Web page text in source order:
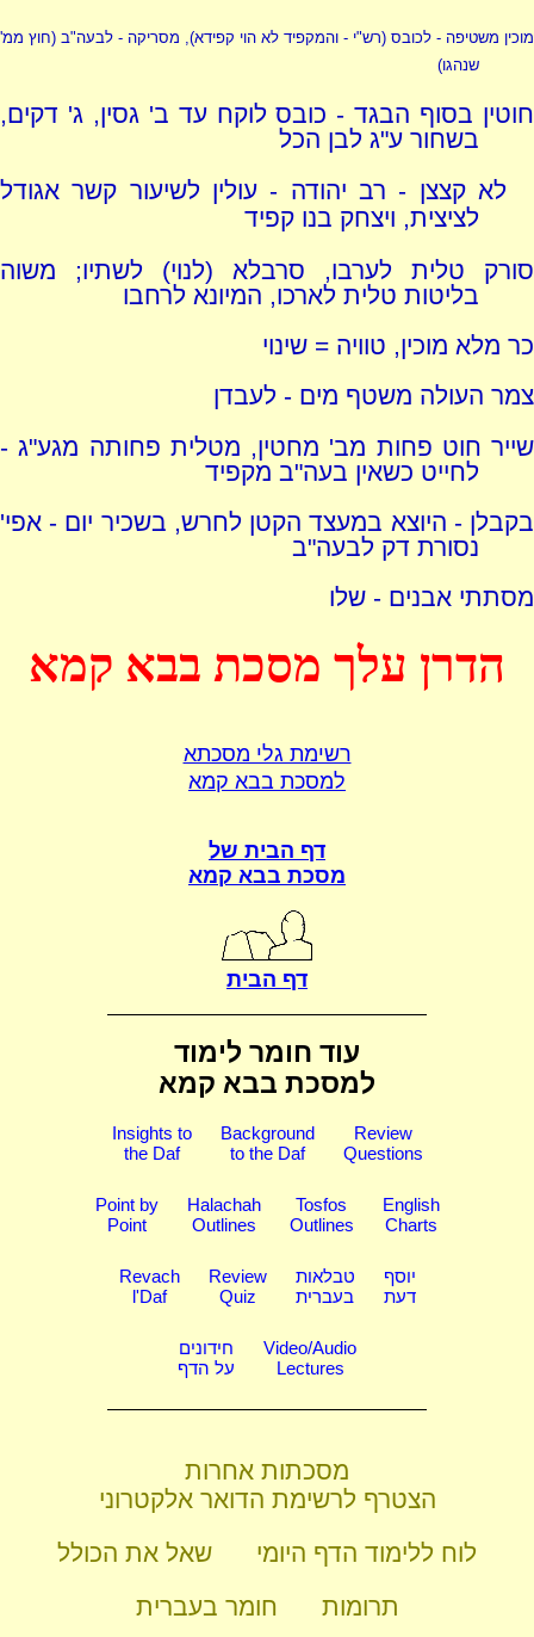
מוכין משטיפה - לכובס (רש"י - והמקפיד לא הוי קפידא) , מסריקה - לבעה"ב (חוץ ממ'
שנהגו)
חוטין בסוף הבגד - כובס לוקח עד ב' גסין, ג' דקים,
בשחור ע"ג לבן הכל
לא קצצן - רב יהודה - עולין לשיעור קשר אגודל
לציצית, ויצחק בנו קפיד
סורק טלית לערבו, סרבלא (לנוי) לשתיו; משוה
בליטות טלית לארכו, המיונא לרחבו
כר מלא מוכין, טוויה = שינוי
צמר העולה משטף מים - לעבדן
שייר חוט פחות מב' מחטין, מטלית פחותה מגע"ג -
לחייט כשאין בעה"ב מקפיד
בקבלן - היוצא במעצד הקטן לחרש, בשכיר יום - אפי'
נסורת דק לבעה"ב
מסתתי אבנים - שלו
הדרן עלך מסכת בבא קמא
רשימת גלי מסכתא
למסכת בבא קמא
דף הבית של
מסכת בבא קמא
דף הבית
עוד חומר לימוד
למסכת בבא קמא
Insights to
the Daf
Background
to the Daf
Review
Questions
Point by
Point
Halachah
Outlines
Tosfos
Outlines
English
Charts
Revach
l'Daf
Review
Quiz
טבלאות
בעברית
יוסף
דעת
חידונים
על הדף
Video/Audio
Lectures
מסכתות אחרות
הצטרף לרשימת הדואר אלקטרוני
שאל את הכולל
לוח ללימוד הדף היומי
חומר בעברית
תרומות